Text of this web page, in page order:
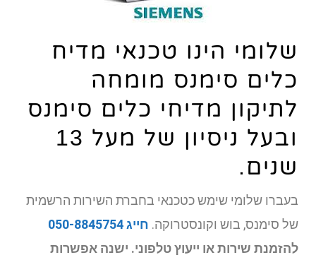
שלומי הינו טכנאי מדיח
כלים סימנס מומחה
לתיקון מדיחי כלים סימנס
ובעל ניסיון של מעל 13
שנים.
בעברו שלומי שימש כטכנאי בחברת השירות הרשמית
של סימנס, בוש וקונסטרוקה. חייג 050-8845754
להזמנת שירות או ייעוץ טלפוני. ישנה אפשרות